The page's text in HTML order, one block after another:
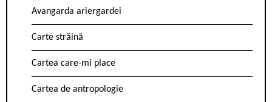
Avangarda ariergardei
Carte străină
Cartea care-mi place
Cartea de antropologie